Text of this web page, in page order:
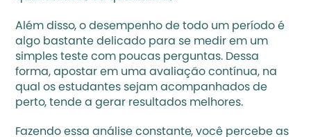
Além disso, o desempenho de todo um período é
algo bastante delicado para se medir em um
simples teste com poucas perguntas. Dessa
forma, apostar em uma avaliação contínua, na
qual os estudantes sejam acompanhados de
perto, tende a gerar resultados melhores.
Fazendo essa análise constante, você percebe as